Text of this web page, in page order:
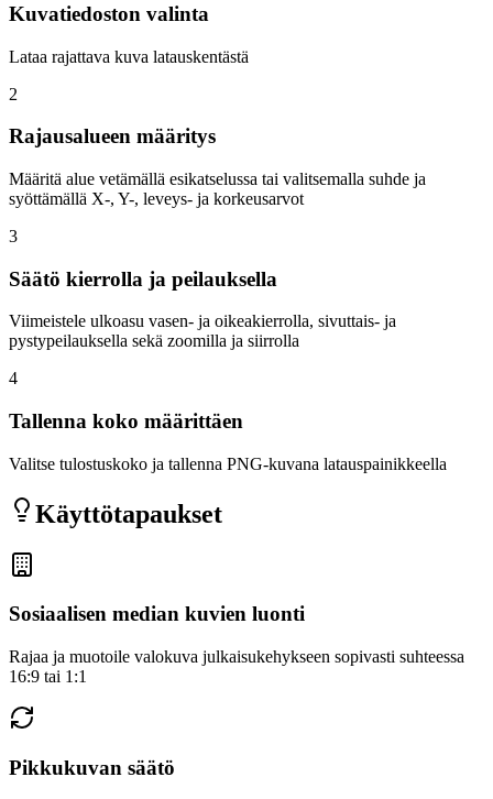
Kuvatiedoston valinta
Lataa rajattava kuva latauskentästä
2
Rajausalueen määritys
Määritä alue vetämällä esikatselussa tai valitsemalla suhde ja
syöttämällä X-, Y-, leveys- ja korkeusarvot
3
Säätö kierrolla ja peilauksella
Viimeistele ulkoasu vasen- ja oikeakierrolla, sivuttais- ja
pystypeilauksella sekä zoomilla ja siirrolla
4
Tallenna koko määrittäen
Valitse tulostuskoko ja tallenna PNG-kuvana latauspainikkeella
Käyttötapaukset
Sosiaalisen median kuvien luonti
Rajaa ja muotoile valokuva julkaisukehykseen sopivasti suhteessa
16:9 tai 1:1
Pikkukuvan säätö